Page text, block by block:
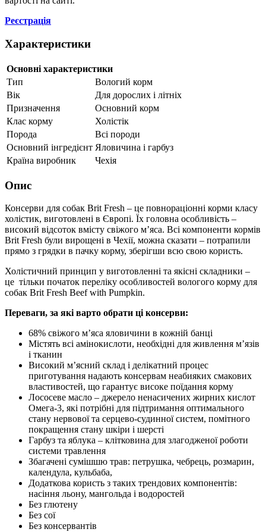
Реєстрація
Характеристики
Основні характеристики
Тип
Вологий корм
Вік
Для дорослих і літніх
Призначення
Основний корм
Клас корму
Холістік
Порода
Всі породи
Основний інгредієнт Яловичина і гарбуз
Країна виробник
Чехія
Опис
Консерви для собак Brit Fresh – це повнораціонні корми класу
холістик, виготовлені в Європі. Їх головна особливість –
високий відсоток вмісту свіжого м’яса. Всі компоненти кормів
Brit Fresh були вирощені в Чехії, можна сказати – потрапили
прямо з грядки в пачку корму, зберігши всю свою користь.
Холістичний принцип у виготовленні та якісні складники –
це тільки початок переліку особливостей вологого корму для
собак Brit Fresh Beef with Pumpkin.
Переваги, за які варто обрати ці консерви:
68% свіжого м’яса яловичини в кожній банці
Містять всі амінокислоти, необхідні для живлення м’язів
і тканин
Високий м’ясний склад і делікатний процес
приготування надають консервам неабияких смакових
властивостей, що гарантує високе поїдання корму
Лососеве масло – джерело ненасичених жирних кислот
Омега-3, які потрібні для підтримання оптимального
стану нервової та серцево-судинної систем, помітного
покращення стану шкіри і шерсті
Гарбуз та яблука – клітковина для злагодженої роботи
системи травлення
Збагачені сумішшю трав: петрушка, чебрець, розмарин,
календула, кульбаба,
Додаткова користь з таких трендових компонентів:
насіння льону, мангольда і водоростей
Без глютену
Без сої
Без консервантів